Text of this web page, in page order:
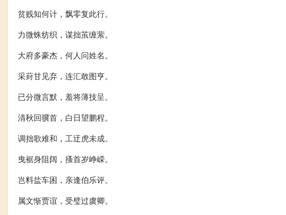
贫贱知何计，飘零复此行。
力微蛛纺织，谋拙茧缠萦。
大府多豪杰，何人问姓名。
采葑甘见弃，连汇敢图亨。
已分微言默，羞将薄技呈。
清秋回骥首，白日望鹏程。
调拙歌难和，工迂虎未成。
曳裾身阻阔，搔首岁峥嵘。
岂料盐车困，亲逢伯乐评。
属文惭贾谊，受璧过虞卿。